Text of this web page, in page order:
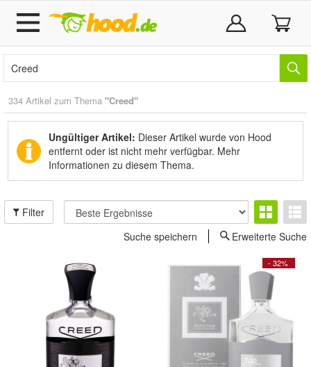
334 Artikel zum Thema "Creed"
Ungültiger Artikel: Dieser Artikel wurde von Hood
entfernt oder ist nicht mehr verfügbar. Mehr
Informationen zu diesem Thema.
Filter
Suche speichern
Erweiterte Suche
- 32%